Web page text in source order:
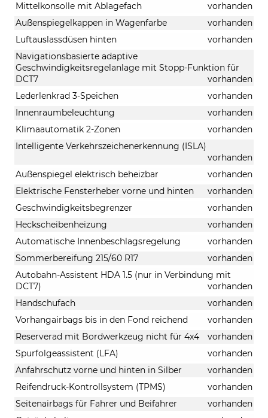
Mittelkonsolle mit Ablagefach
vorhanden
Außenspiegelkappen in Wagenfarbe
vorhanden
Luftauslassdüsen hinten
vorhanden
Navigationsbasierte adaptive
Geschwindigkeitsregelanlage mit Stopp-Funktion für
DCT7
vorhanden
Lederlenkrad 3-Speichen
vorhanden
Innenraumbeleuchtung
vorhanden
Klimaautomatik 2-Zonen
vorhanden
Intelligente Verkehrszeichenerkennung (ISLA)
vorhanden
Außenspiegel elektrisch beheizbar
vorhanden
Elektrische Fensterheber vorne und hinten
vorhanden
Geschwindigkeitsbegrenzer
vorhanden
Heckscheibenheizung
vorhanden
Automatische Innenbeschlagsregelung
vorhanden
Sommerbereifung 215/60 R17
vorhanden
Autobahn-Assistent HDA 1.5 (nur in Verbindung mit
DCT7)
vorhanden
Handschufach
vorhanden
Vorhangairbags bis in den Fond reichend
vorhanden
Reserverad mit Bordwerkzeug nicht für 4x4
vorhanden
Spurfolgeassistent (LFA)
vorhanden
Anfahrschutz vorne und hinten in Silber
vorhanden
Reifendruck-Kontrollsystem (TPMS)
vorhanden
Seitenairbags für Fahrer und Beifahrer
vorhanden